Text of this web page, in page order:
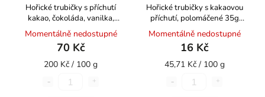
Hořické trubičky s příchutí
kakao, čokoláda, vanilka,
kakao – polomáčené 4x35g
HOŘICKÉ TRUBIČKY
Momentálně nedostupné
70 Kč
200 Kč / 100 g
Hořické trubičky s kakaovou
příchutí, polomáčené 35g
HOŘICKÉ TRUBIČKY
Momentálně nedostupné
16 Kč
45,71 Kč / 100 g